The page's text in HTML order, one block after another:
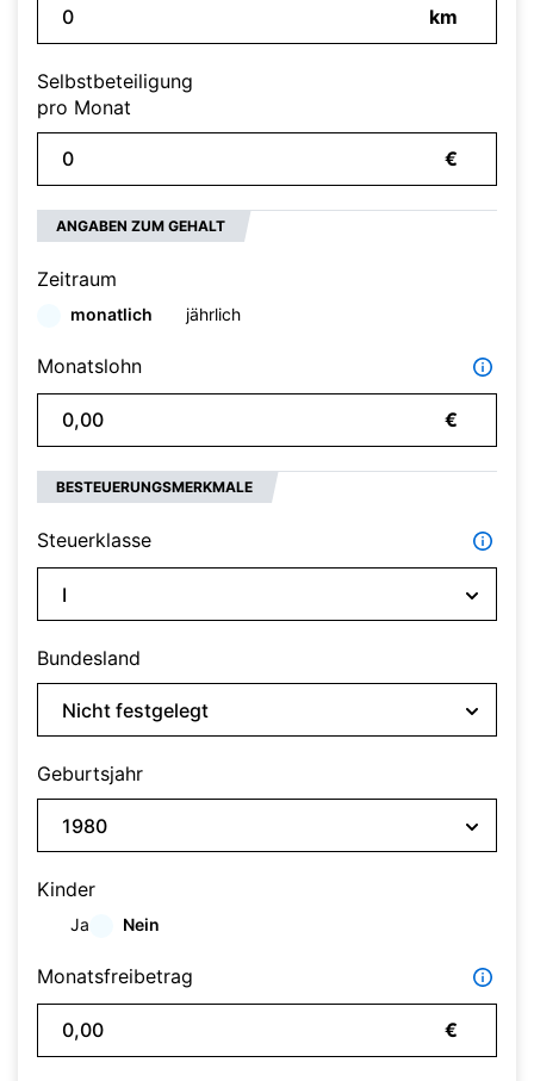
km
Selbstbeteiligung
pro Monat
€
ANGABEN ZUM GEHALT
Zeitraum
monatlich jährlich
Monatslohn
€
BESTEUERUNGSMERKMALE
Steuerklasse
Bundesland
Geburtsjahr
Kinder
Ja Nein
Monatsfreibetrag
€